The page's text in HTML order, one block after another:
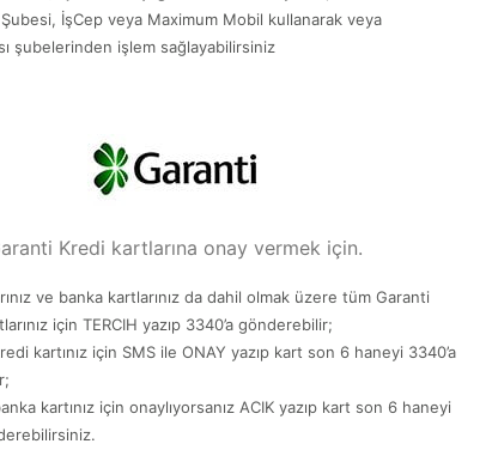
İşCep veya Maximum Mobil kullanarak veya
şubelerinden işlem sağlayabilirsiniz
Kredi kartlarına onay vermek için.
ve banka kartlarınız da dahil olmak üzere tüm Garanti
için TERCIH yazıp 3340’a gönderebilir;
kartınız için SMS ile ONAY yazıp kart son 6 haneyi 3340’a
kartınız için onaylıyorsanız ACIK yazıp kart son 6 haneyi